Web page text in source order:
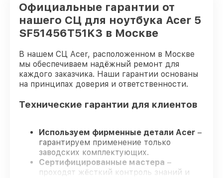
Официальные гарантии от
нашего СЦ для ноутбука Acer 5
SF51456T51K3 в Москве
В нашем СЦ Acer, расположенном в Москве
мы обеспечиваем надёжный ремонт для
каждого заказчика. Наши гарантии основаны
на принципах доверия и ответственности.
Технические гарантии для клиентов
Используем фирменные детали Acer –
гарантируем применение только
заводских комплектующих.
Сертифицированные мастера –
проходят жёсткий контроль знаний и